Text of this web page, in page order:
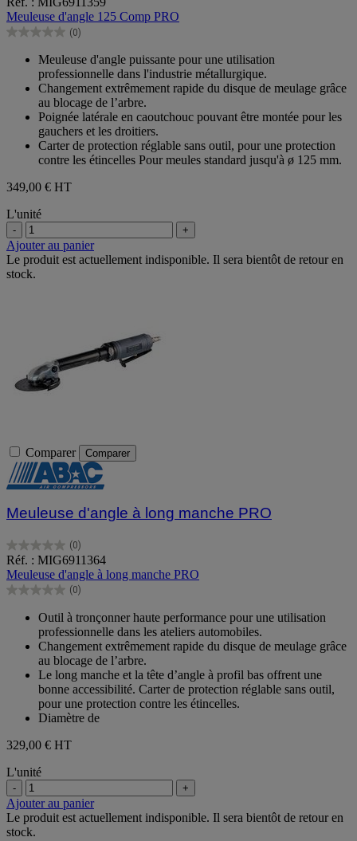
sur
5
étoiles.
Meuleuse d'angle 125 Comp PRO
(0)
0.0
étoiles.
Meuleuse d'angle puissante pour une utilisation
professionnelle dans l'industrie métallurgique.
Changement extrêmement rapide du disque de meulage grâce
au blocage de l’arbre.
Poignée latérale en caoutchouc pouvant être montée pour les
gauchers et les droitiers.
Carter de protection réglable sans outil, pour une protection
contre les étincelles Pour meules standard jusqu'à ø 125 mm.
349,00 € HT
L'unité
- +
Ajouter au panier
Le produit est actuellement indisponible. Il sera bientôt de retour en
stock.
Comparer Comparer
Meuleuse d'angle à long manche PRO
(0)
0.0
sur
5
étoiles.
Réf. : MIG6911364
Meuleuse d'angle à long manche PRO
(0)
0.0
étoiles.
Outil à tronçonner haute performance pour une utilisation
professionnelle dans les ateliers automobiles.
Changement extrêmement rapide du disque de meulage grâce
au blocage de l’arbre.
Le long manche et la tête d’angle à profil bas offrent une
bonne accessibilité. Carter de protection réglable sans outil,
pour une protection contre les étincelles.
Diamètre de
329,00 € HT
L'unité
- +
Ajouter au panier
Le produit est actuellement indisponible. Il sera bientôt de retour en
stock.